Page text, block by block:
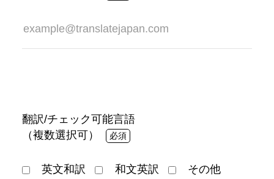
翻訳/チェック可能言語
（複数選択可）
英文和訳 和文英訳 その他